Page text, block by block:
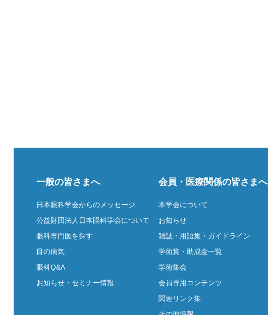
一般の皆さまへ
日本眼科学会からのメッセージ
公益財団法人日本眼科学会について
眼科専門医を探す
目の病気
眼科Q&A
お知らせ・セミナー情報
会員・医療関係の皆さまへ
本学会について
お知らせ
雑誌・用語集・ガイドライン
学術賞・助成金一覧
学術集会
会員専用コンテンツ
関連リンク集